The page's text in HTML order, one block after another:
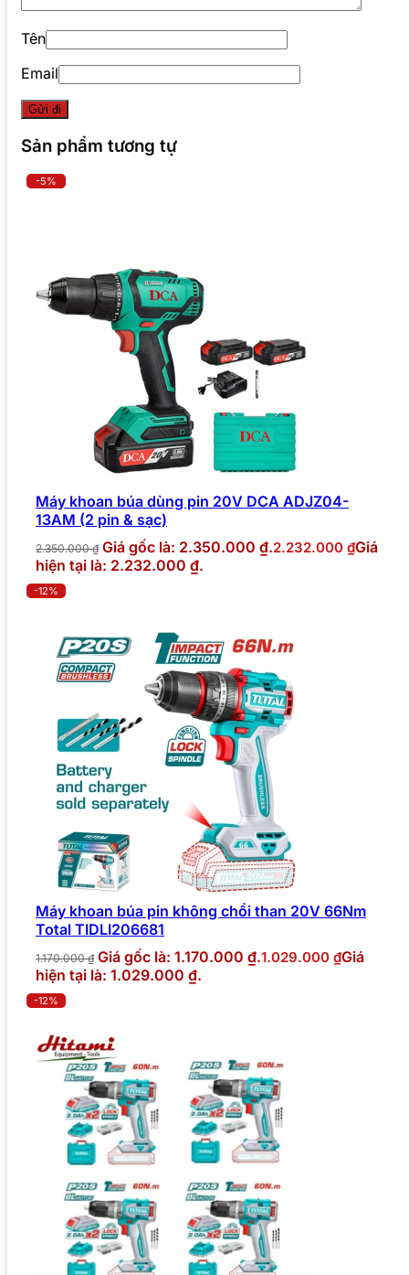
Tên
Email
Sản phẩm tương tự
-5%
Máy khoan búa dùng pin 20V DCA ADJZ04-
13AM (2 pin & sạc)
2.350.000₫ Giá gốc là: 2.350.000 ₫.2.232.000 ₫Giá
hiện tại là: 2.232.000 ₫.
-12%
Máy khoan búa pin không chổi than 20V 66Nm
Total TIDLI206681
1.170.000₫ Giá gốc là: 1.170.000 ₫.1.029.000 ₫Giá
hiện tại là: 1.029.000 ₫.
-12%